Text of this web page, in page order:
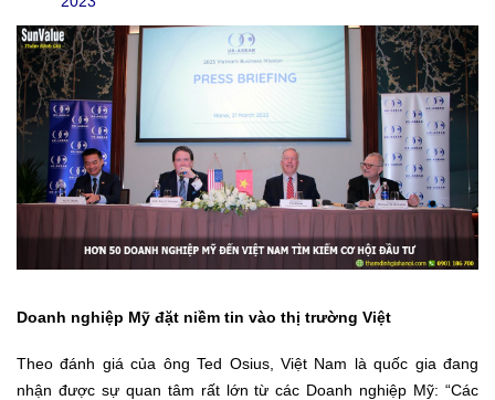
Doanh nghiệp Mỹ đặt niềm tin vào thị trường Việt
Theo đánh giá của ông Ted Osius, Việt Nam là quốc gia đang
nhận được sự quan tâm rất lớn từ các Doanh nghiệp Mỹ: “Các